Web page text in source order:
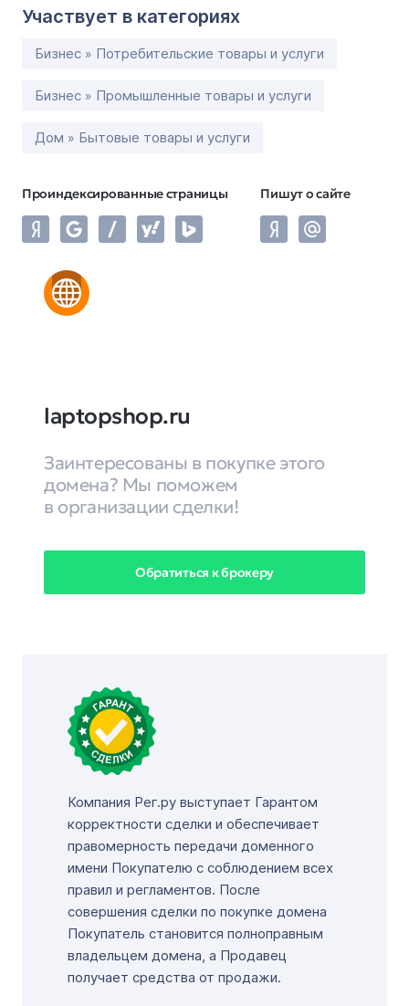
Участвует в категориях
Бизнес » Потребительские товары и услуги
Бизнес » Промышленные товары и услуги
Дом » Бытовые товары и услуги
Проиндексированные страницы Пишут о сайте
laptopshop.ru
Заинтересованы в покупке этого
домена? Мы поможем
в организации сделки!
Обратиться к брокеру
Компания Рег.ру выступает Гарантом
корректности сделки и обеспечивает
правомерность передачи доменного
имени Покупателю с соблюдением всех
правил и регламентов. После
совершения сделки по покупке домена
Покупатель становится полноправным
владельцем домена, а Продавец
получает средства от продажи.